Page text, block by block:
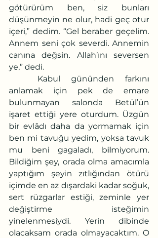
götürürüm ben, siz bunları
düşünmeyin ne olur, hadi geç otur
içeri,” dedim. “Gel beraber geçelim.
Annem seni çok severdi. Annemin
canına değsin. Allah’ını seversen
ye,” dedi.
anlamak için pek de emare
bulunmayan salonda Betül’ün
işaret ettiği yere oturdum. Üzgün
bir evlâdı daha da yormamak için
ben mi tavuğu yedim, yoksa tavuk
mu beni gagaladı, bilmiyorum.
Bildiğim şey, orada olma amacımla
yaptığım şeyin zıtlığından ötürü
içimde en az dışardaki kadar soğuk,
sert rüzgarlar estiği, zeminle yer
değiştirme isteğimin
yinelenmesiydi. Yerin dibinde
olacaksam orada olmayacaktım. O